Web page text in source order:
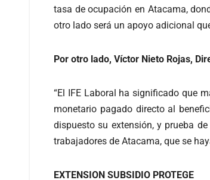
tasa de ocupación en Atacama,
otro lado será un apoyo adicional
Por otro lado, Víctor Nieto Rojas,
“El IFE Laboral ha significado que
monetario pagado directo al
dispuesto su extensión, y prueba
trabajadores de Atacama, que se
EXTENSION SUBSIDIO PROTEGE